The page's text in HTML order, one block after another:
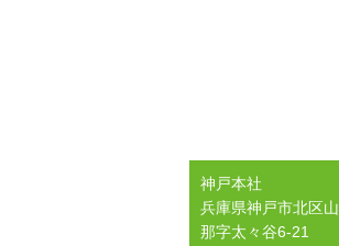
神戸本社
兵庫県神戸市北区
那字太々谷6-21